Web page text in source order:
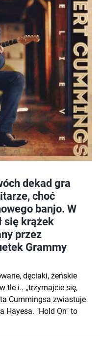
dekad gra
choć
banjo. W
się krążek
przez
Grammy
dęciaki, żeńskie
tle i.. „trzymajcie się,
Cummingsa zwiastuje
Hayesa. "Hold On" to